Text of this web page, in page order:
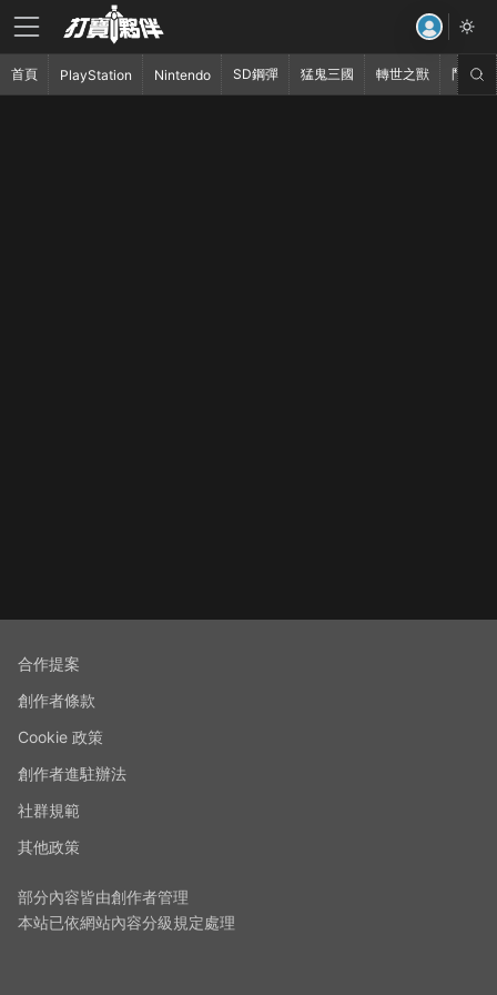
合作提案
創作者條款
Cookie 政策
創作者進駐辦法
社群規範
其他政策
部分內容皆由創作者管理
本站已依網站內容分級規定處理
首頁 PlayStation Nintendo SD鋼彈 猛鬼三國 轉世之獸 鬥破蒼